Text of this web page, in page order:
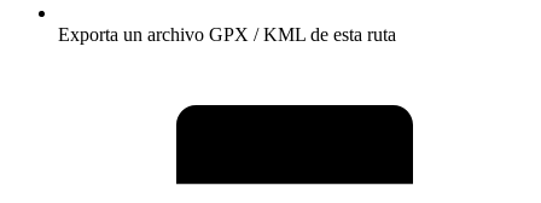
Exporta un archivo GPX / KML de esta ruta